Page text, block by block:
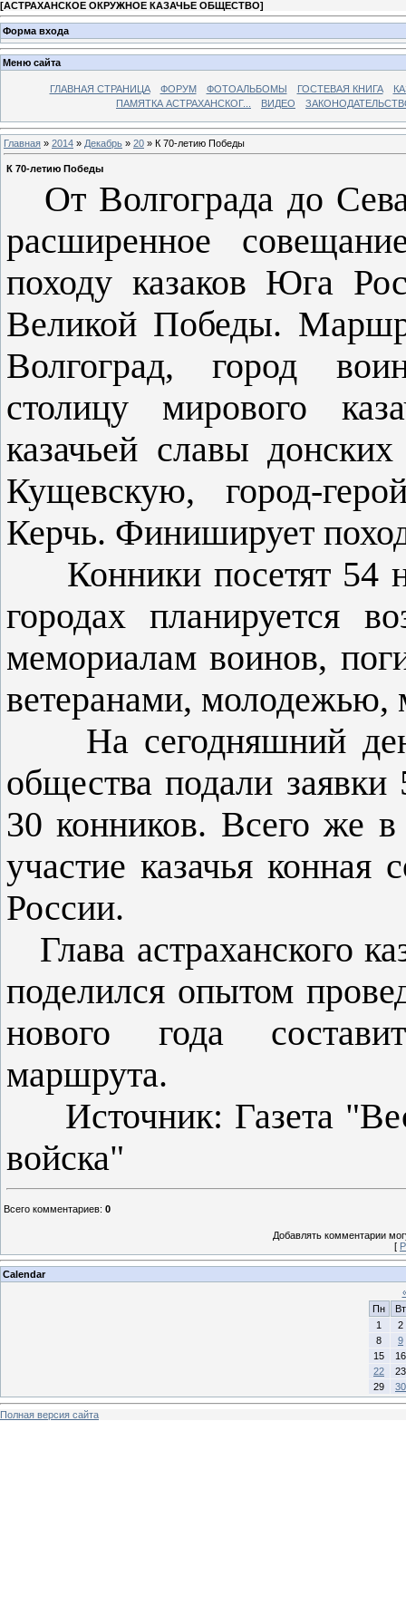
[АСТРАХАНСКОЕ ОКРУЖНОЕ КАЗАЧЬЕ ОБЩЕСТВО]
Форма входа
Меню сайта
ГЛАВНАЯ СТРАНИЦА ФОРУМ ФОТОАЛЬБОМЫ ГОСТЕВАЯ КНИГА
ПАМЯТКА АСТРАХАНСКОГ...
ВИДЕО
Главная » 2014 » Декабрь » 20 » К 70-летию Победы
К 70-летию Победы
От Волгограда до
расширенное
походу казаков Юга
Великой Победы.
Волгоград, город
столицу мирового
казачьей славы
Кущевскую, город-
Керчь. Финиширует
Конники посетят 54
городах планируется
мемориалам воинов,
ветеранами, молодежью,
На сегодняшний день
общества подали
30 конников. Всего же в
участие казачья
России.
Глава астраханского
поделился опытом
нового года
маршрута.
Источник: Газета
войска"
Всего комментариев: 0
Добавлять комментарии
[
Calendar
Пн
Вт
1
2
8
9
15
16
22
23
29
30
Полная версия сайта